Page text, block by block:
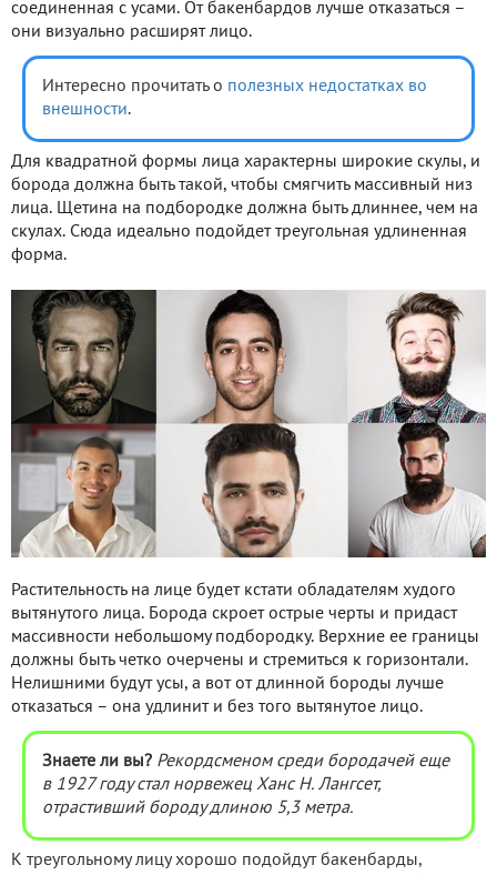
соединенная с усами. От бакенбардов лучше отказаться –
они визуально расширят лицо.
Интересно прочитать о полезных недостатках во
внешности.
Для квадратной формы лица характерны широкие скулы, и
борода должна быть такой, чтобы смягчить массивный низ
лица. Щетина на подбородке должна быть длиннее, чем на
скулах. Сюда идеально подойдет треугольная удлиненная
форма.
Растительность на лице будет кстати обладателям худого
вытянутого лица. Борода скроет острые черты и придаст
массивности небольшому подбородку. Верхние ее границы
должны быть четко очерчены и стремиться к горизонтали.
Нелишними будут усы, а вот от длинной бороды лучше
отказаться – она удлинит и без того вытянутое лицо.
Знаете ли вы? Рекордсменом среди бородачей еще
в 1927 году стал норвежец Ханс Н. Лангсет,
отрастивший бороду длиною 5,3 метра.
К треугольному лицу хорошо подойдут бакенбарды,